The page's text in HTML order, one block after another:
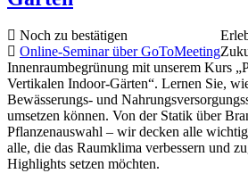
Noch zu bestätigen
Online-Seminar über GoToMeeting
Innenraumbegrünung mit unserem Kurs
Vertikalen Indoor-Gärten“. Lernen Sie,
Bewässerungs- und
umsetzen können. Von der Statik über
Pflanzenauswahl – wir decken alle
alle, die das Raumklima verbessern und
Highlights setzen möchten.